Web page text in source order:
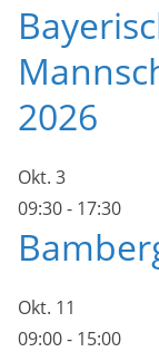
2026
Okt. 3
09:30- 17:30
Okt. 11
09:00- 15:00